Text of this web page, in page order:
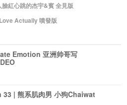
紅心跳的杰宇&賓 全見版
Actually 噴發版
Emotion 亚洲帅哥写
33 | 熊系肌肉男 小狗Chaiwat